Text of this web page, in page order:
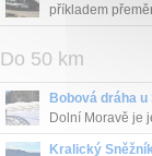
příkladem
Do 50 km
Bobová dráha u
Dolní Moravě je
Kralický